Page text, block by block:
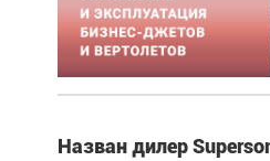
Назван дилер